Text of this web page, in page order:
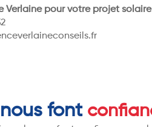
Verlaine pour votre projet
nous font